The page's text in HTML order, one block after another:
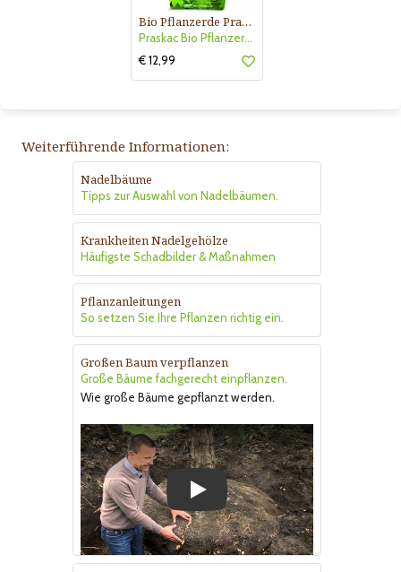
Bio Pflanzerde Praskac
Praskac Bio Pflanzerde
€ 12,99
Weiterführende Informationen:
Nadelbäume
Tipps zur Auswahl von Nadelbäumen.
Krankheiten Nadelgehölze
Häufigste Schadbilder & Maßnahmen
Pflanzanleitungen
So setzen Sie Ihre Pflanzen richtig ein.
Großen Baum verpflanzen
Große Bäume fachgerecht einpflanzen.
Wie große Bäume gepflanzt werden.